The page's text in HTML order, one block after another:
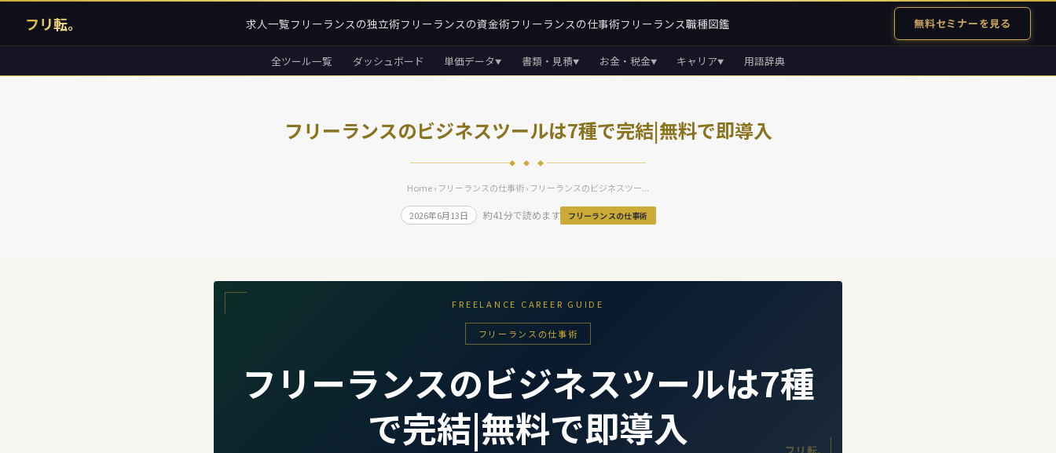
フリ転。 求人一覧フリーランスの独立術フリーランスの資金術フリーランスの仕事術フリーランス職種図鑑 無料セミナーを見る
全ツール一覧 ダッシュボード 単価データ▼ 書類・見積▼ お金・税金▼ キャリア▼ 用語辞典
フリーランスのビジネスツールは7種で完結|無料で即導入
◆ ◆ ◆
Home›フリーランスの仕事術› フリーランスのビジネスツー...
2026年6月13日 約41分で読めます フリーランスの仕事術
FREELANCE CAREER GUIDE
フリーランスの仕事術
フリーランスのビジネスツールは7種
で完結|無料で即導入